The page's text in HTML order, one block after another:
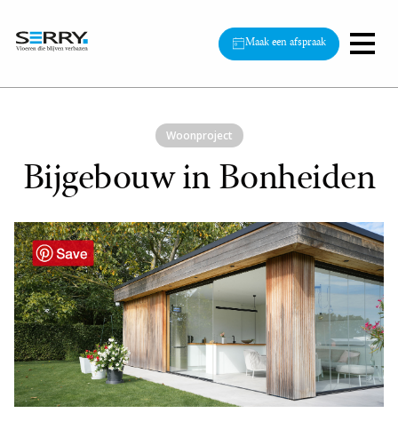
Maak een afspraak
Woonproject
Bijgebouw in Bonheiden